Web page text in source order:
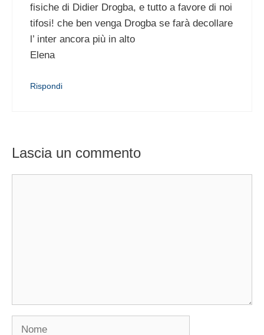
fisiche di Didier Drogba, e tutto a favore di noi
tifosi! che ben venga Drogba se farà decollare
l’ inter ancora più in alto
Elena
Rispondi
Lascia un commento